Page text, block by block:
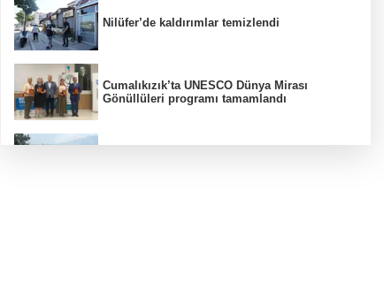
Nilüfer’de kaldırımlar temizlendi
Cumalıkızık’ta UNESCO Dünya Mirası
Gönüllüleri programı tamamlandı